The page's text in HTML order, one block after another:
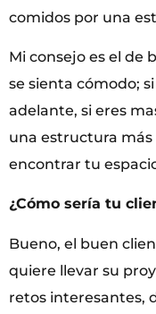
comidos por una
Mi consejo es el de
se sienta cómodo;
adelante, si eres
una estructura más
encontrar tu
¿Cómo sería tu
Bueno, el buen
quiere llevar su
retos interesantes,